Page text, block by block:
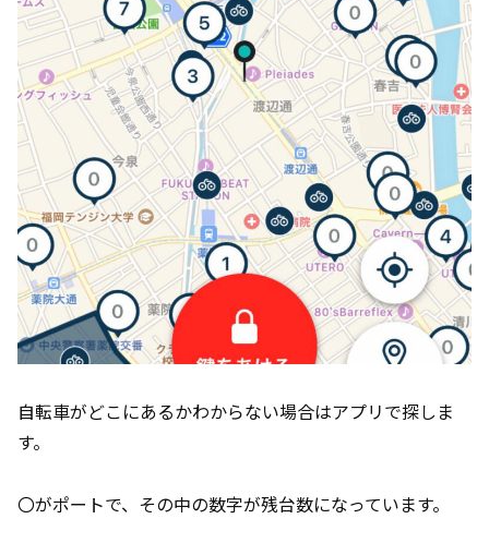
自転車がどこにあるかわからない場合はアプリで探しま
す。
〇がポートで、その中の数字が残台数になっています。